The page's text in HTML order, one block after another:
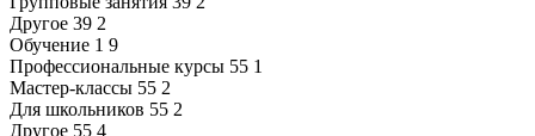
Другое 39 2
Обучение 1 9
Профессиональные курсы 55 1
Мастер-классы 55 2
Для школьников 55 2
Другое 55 4